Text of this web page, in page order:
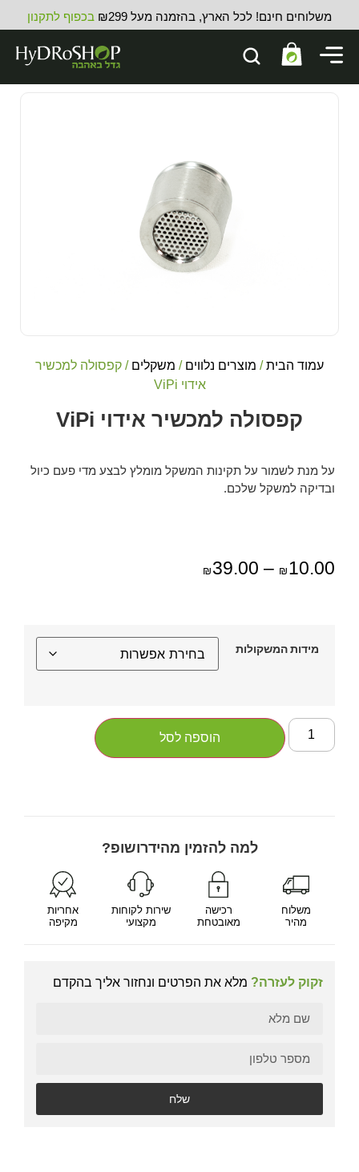
משלוחים חינם! לכל הארץ, בהזמנה מעל ₪299 בכפוף לתקנון
עמוד הבית/ מוצרים נלווים / משקלים / קפסולה למכשיר
אידוי ViPi
קפסולה למכשיר אידוי ViPi
על מנת לשמור על תקינות המשקל מומלץ לבצע מדי פעם כיול
ובדיקה למשקל שלכם.
₪ 10.00
–
₪ 39.00
מידות המשקולות
הוספה לסל
למה להזמין מהידרושופ?
משלוח
מהיר
רכישה
מאובטחת
שירות לקוחות
מקצועי
אחריות
מקיפה
זקוק לעזרה? מלא את הפרטים ונחזור אליך בהקדם
שלח